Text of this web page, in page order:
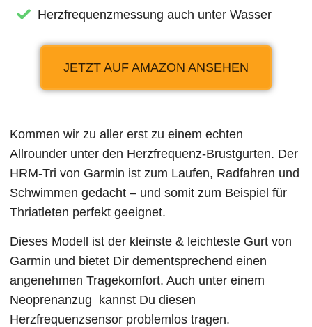
Herzfrequenzmessung auch unter Wasser
JETZT AUF AMAZON ANSEHEN
Kommen wir zu aller erst zu einem echten
Allrounder unter den Herzfrequenz-Brustgurten. Der
HRM-Tri von Garmin ist zum Laufen, Radfahren und
Schwimmen gedacht – und somit zum Beispiel für
Thriatleten perfekt geeignet.
Dieses Modell ist der kleinste & leichteste Gurt von
Garmin und bietet Dir dementsprechend einen
angenehmen Tragekomfort. Auch unter einem
Neoprenanzug kannst Du diesen
Herzfrequenzsensor problemlos tragen.